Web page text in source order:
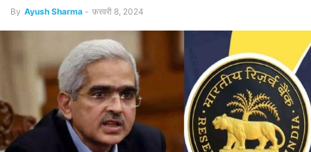
By Ayush Sharma - फ़रवरी 8, 2024